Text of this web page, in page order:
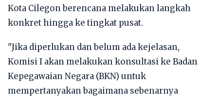
Kota Cilegon berencana melakukan langkah
konkret hingga ke tingkat pusat.
"Jika diperlukan dan belum ada kejelasan,
Komisi I akan melakukan konsultasi ke Badan
Kepegawaian Negara (BKN) untuk
mempertanyakan bagaimana sebenarnya